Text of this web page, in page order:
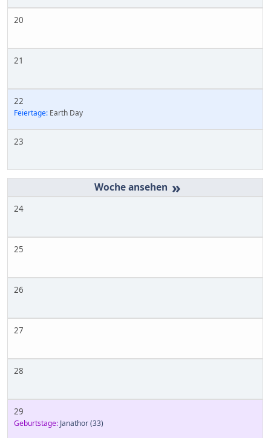
20
21
22
Feiertage: Earth Day
23
»
24
25
26
27
28
29
Geburtstage: Janathor(33)